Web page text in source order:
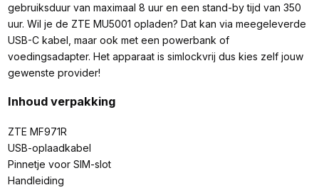
gebruiksduur van maximaal 8 uur en een stand-by tijd van 350
uur. Wil je de ZTE MU5001 opladen? Dat kan via meegeleverde
USB-C kabel, maar ook met een powerbank of
voedingsadapter. Het apparaat is simlockvrij dus kies zelf jouw
gewenste provider!
Inhoud verpakking
ZTE MF971R
USB-oplaadkabel
Pinnetje voor SIM-slot
Handleiding